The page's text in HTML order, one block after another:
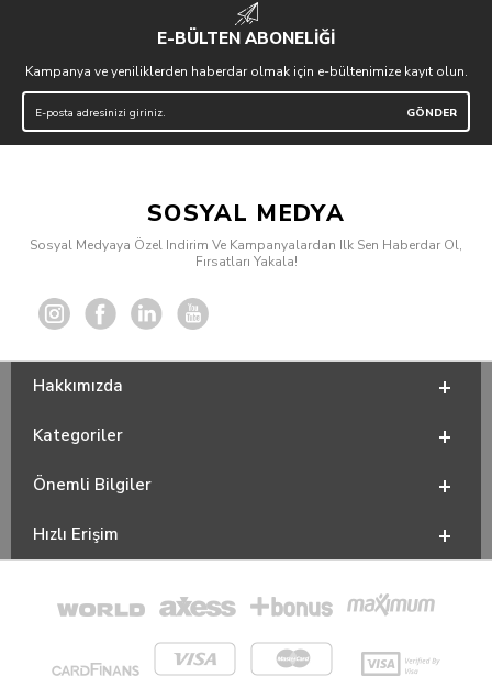
E-BÜLTEN ABONELİĞİ
Kampanya ve yeniliklerden haberdar olmak için e-bültenimize kayıt olun.
SOSYAL MEDYA
Sosyal Medyaya Özel Indirim Ve Kampanyalardan Ilk Sen Haberdar Ol,
Fırsatları Yakala!
Hakkımızda
Kategoriler
Önemli Bilgiler
Hızlı Erişim